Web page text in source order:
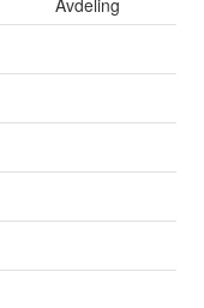
Avdeling